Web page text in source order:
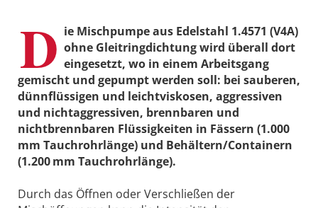
D ie Mischpumpe aus Edelstahl 1.4571 (V4A)
ohne Gleitringdichtung wird überall dort
eingesetzt, wo in einem Arbeitsgang
gemischt und gepumpt werden soll: bei sauberen,
dünnflüssigen und leichtviskosen, aggressiven
und nichtaggressiven, brennbaren und
nichtbrennbaren Flüssigkeiten in Fässern (1.000
mm Tauchrohrlänge) und Behältern/Containern
(1.200 mm Tauchrohrlänge).
Durch das Öffnen oder Verschließen der